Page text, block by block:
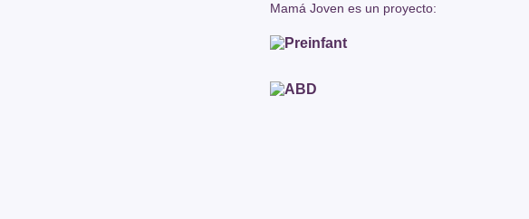
Mamá Joven es un proyecto: